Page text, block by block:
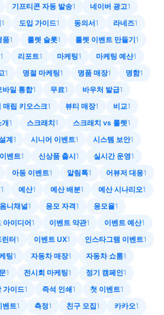
기프티콘 자동 발송1 네이버 광고1
1 도입 가이드1 동의서1 라네즈1
품1 룰렛 슬롯1 룰렛 이벤트 만들기1
1 리포트1 마케팅1 마케팅 예산1
1 명절 마케팅1 명품 매장1 명함1
바일 통합1 무료1 바우처 발급1
매립 키오스크1 뷰티 매장1 비교1
1 스크래치1 스크래치 vs 룰렛1
계1 시니어 이벤트1 시스템 보안1
벤트1 신상품 출시1 실시간 운영1
아동 이벤트1 알림톡1 어뷰저 대응1
1 예산1 예산 배분1 예산 시나리오1
옴니채널1 응모 자격1 응모율1
아이디어1 이벤트 약관1 이벤트 예산1
린터1 이벤트 UX1 인스타그램 이벤트1
팅1 자동차 매장1 자동차 쇼룸1
1 전시회 마케팅1 정기 캠페인1
가이드1 즉석 인쇄1 첫 이벤트1
벤트1 측정1 친구 모집1 카카오1